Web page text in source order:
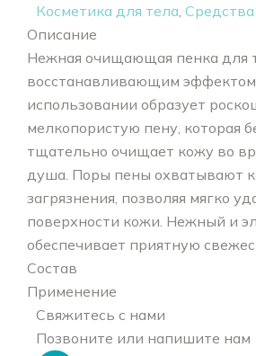
Косметика для тела
Описание
Нежная очищающая пенка для
восстанавливающим
использовании образует
мелкопористую пену, которая
тщательно очищает кожу во
душа. Поры пены охватывают
загрязнения, позволяя мягко
поверхности кожи. Нежный и
обеспечивает приятную
Состав
Применение
Свяжитесь с нами
Позвоните или напишите нам